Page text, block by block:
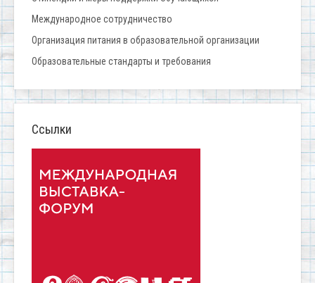
Международное сотрудничество
Организация питания в образовательной организации
Образовательные стандарты и требования
Ссылки